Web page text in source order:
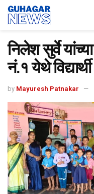
निलेश सुर्वे
नं.१ येथे
by Mayuresh Patnakar